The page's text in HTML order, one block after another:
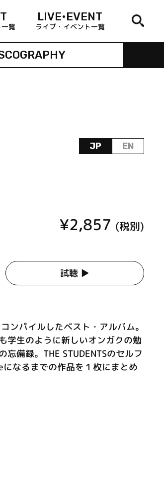
覧
LIVE•EVENT
ライブ・イベント一覧
JP EN
¥2,857 (税別)
試聴 ▶︎
ンパイルしたベスト・アルバム。
学生のように新しいオンガクの勉
備録。THE STUDENTSのセルフ
なるまでの作品を１枚にまとめ